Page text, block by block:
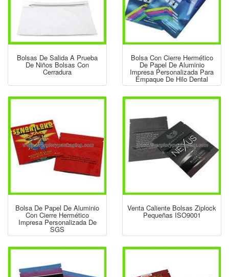
Bolsas De Salida A Prueba
De Niños Bolsas Con
Cerradura
Bolsa Con Cierre Hermético
De Papel De Aluminio
Impresa Personalizada Para
Empaque De Hilo Dental
Bolsa De Papel De Aluminio
Con Cierre Hermético
Impresa Personalizada De
SGS
Venta Caliente Bolsas Ziplock
Pequeñas ISO9001